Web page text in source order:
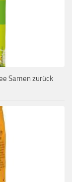
Samen zurück